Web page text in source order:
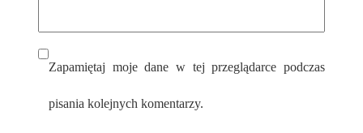
Zapamiętaj moje dane w tej przeglądarce podczas
pisania kolejnych komentarzy.